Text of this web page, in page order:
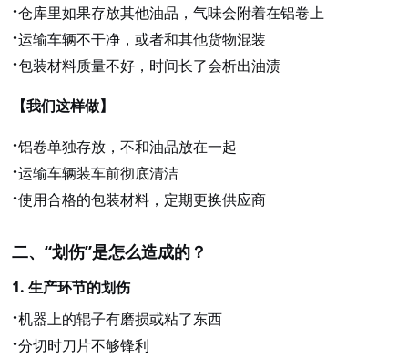
·仓库里如果存放其他油品，气味会附着在铝卷上
·运输车辆不干净，或者和其他货物混装
·包装材料质量不好，时间长了会析出油渍
【我们这样做】
·铝卷单独存放，不和油品放在一起
·运输车辆装车前彻底清洁
·使用合格的包装材料，定期更换供应商
二、“划伤”是怎么造成的？
1.生产环节的划伤
·机器上的辊子有磨损或粘了东西
·分切时刀片不够锋利